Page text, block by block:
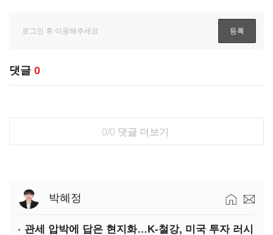
댓글 0
0/0 댓글 더보기
박혜정
관세 압박에 답은 현지화…K-철강, 미국 투자 러시